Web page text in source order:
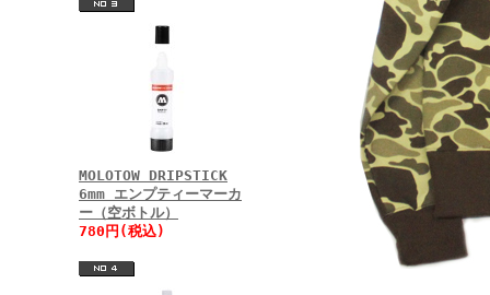
MOLOTOW DRIPSTICK
6mm エンプティーマーカ
ー（空ボトル）
780円(税込)